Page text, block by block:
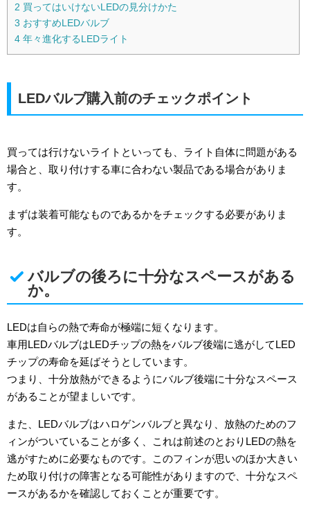
2 買ってはいけないLEDの見分けかた
3 おすすめLEDバルブ
4 年々進化するLEDライト
LEDバルブ購入前のチェックポイント
買っては行けないライトといっても、ライト自体に問題がある
場合と、取り付けする車に合わない製品である場合がありま
す。
まずは装着可能なものであるかをチェックする必要がありま
す。
バルブの後ろに十分なスペースがある
か。
LEDは自らの熱で寿命が極端に短くなります。
車用LEDバルブはLEDチップの熱をバルブ後端に逃がしてLED
チップの寿命を延ばそうとしています。
つまり、十分放熱ができるようにバルブ後端に十分なスペース
があることが望ましいです。
また、LEDバルブはハロゲンバルブと異なり、放熱のためのフ
ィンがついていることが多く、これは前述のとおりLEDの熱を
逃がすために必要なものです。このフィンが思いのほか大きい
ため取り付けの障害となる可能性がありますので、十分なスペ
ースがあるかを確認しておくことが重要です。